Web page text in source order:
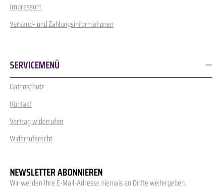
Impressum
Versand- und Zahlungsinformationen
SERVICEMENÜ
Datenschutz
Kontakt
Vertrag widerrufen
Widerrufsrecht
NEWSLETTER ABONNIEREN
Wir werden Ihre E-Mail-Adresse niemals an Dritte weitergeben.